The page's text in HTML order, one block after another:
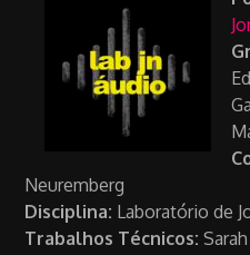
Neuremberg
Disciplina: Laboratório de
Trabalhos Técnicos: